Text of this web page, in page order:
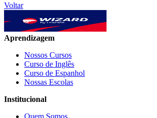
Voltar
Aprendizagem
Nossos Cursos
Curso de Inglês
Curso de Espanhol
Nossas Escolas
Institucional
Quem Somos